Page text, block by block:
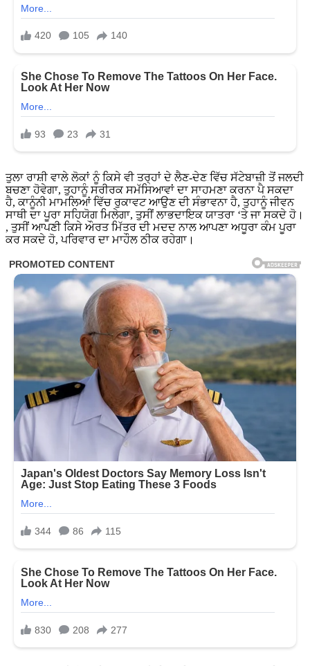
ਤੁਲਾ ਰਾਸ਼ੀ ਵਾਲੇ ਲੋਕਾਂ ਨੂੰ ਕਿਸੇ ਵੀ ਤਰ੍ਹਾਂ ਦੇ ਲੈਣ-ਦੇਣ ਵਿੱਚ ਸੱਟੇਬਾਜ਼ੀ ਤੋਂ ਜਲਦੀ
ਬਚਣਾ ਹੋਵੇਗਾ, ਤੁਹਾਨੂੰ ਸਰੀਰਕ ਸਮੱਸਿਆਵਾਂ ਦਾ ਸਾਹਮਣਾ ਕਰਨਾ ਪੈ ਸਕਦਾ
ਹੈ, ਕਾਨੂੰਨੀ ਮਾਮਲਿਆਂ ਵਿੱਚ ਰੁਕਾਵਟ ਆਉਣ ਦੀ ਸੰਭਾਵਨਾ ਹੈ, ਤੁਹਾਨੂੰ ਜੀਵਨ
ਸਾਥੀ ਦਾ ਪੂਰਾ ਸਹਿਯੋਗ ਮਿਲੇਗਾ, ਤੁਸੀਂ ਲਾਭਦਾਇਕ ਯਾਤਰਾ ‘ਤੇ ਜਾ ਸਕਦੇ ਹੋ।
, ਤੁਸੀਂ ਆਪਣੀ ਕਿਸੇ ਔਰਤ ਮਿੱਤਰ ਦੀ ਮਦਦ ਨਾਲ ਆਪਣਾ ਅਧੂਰਾ ਕੰਮ ਪੂਰਾ
ਕਰ ਸਕਦੇ ਹੋ, ਪਰਿਵਾਰ ਦਾ ਮਾਹੌਲ ਠੀਕ ਰਹੇਗਾ।